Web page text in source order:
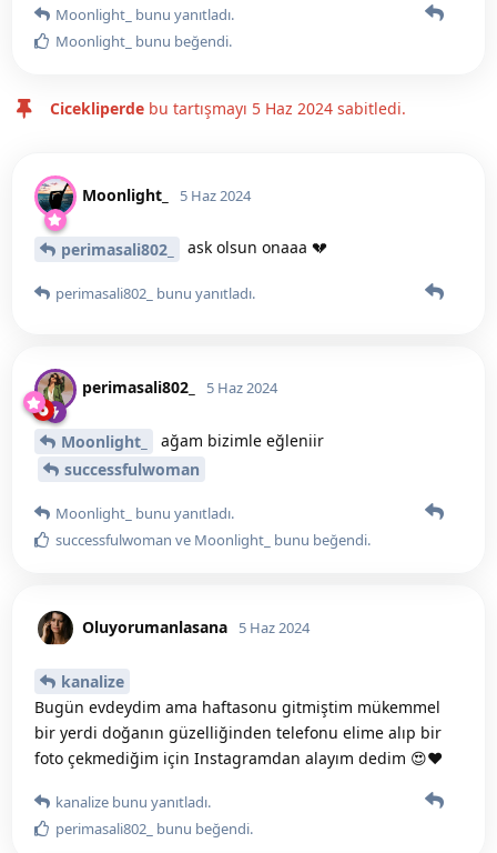
Moonlight_ bunu yanıtladı.
Moonlight_ bunu beğendi.
Cicekliperde bu tartışmayı 5 Haz 2024 sabitledi.
Moonlight_ 5 Haz 2024
perimasali802_ ask olsun onaaa 💔
perimasali802_ bunu yanıtladı.
perimasali802_ 5 Haz 2024
Moonlight_
ağam bizimle eğleniir
successfulwoman
Moonlight_ bunu yanıtladı.
successfulwoman ve Moonlight_ bunu beğendi.
Oluyorumanlasana 5 Haz 2024
kanalize
Bugün evdeydim ama haftasonu gitmiştim mükemmel
bir yerdi doğanın güzelliğinden telefonu elime alıp bir
foto çekmediğim için Instagramdan alayım dedim 😍❤️
kanalize bunu yanıtladı.
perimasali802_ bunu beğendi.